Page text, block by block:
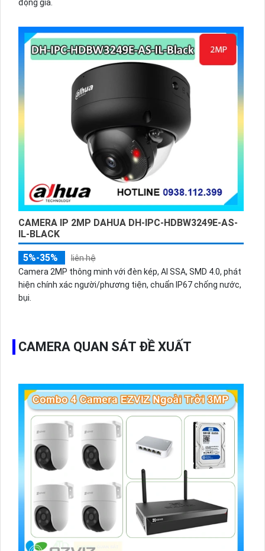
động giả.
CAMERA IP 2MP DAHUA DH-IPC-HDBW3249E-AS-
IL-BLACK
5%-35%
liên hệ
Camera 2MP thông minh với đèn kép, AI SSA, SMD 4.0, phát
hiện chính xác người/phương tiện, chuẩn IP67 chống nước,
bụi.
CAMERA QUAN SÁT ĐỀ XUẤT